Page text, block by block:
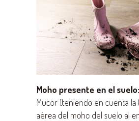
Moho presente en el suelo:
Mucor (teniendo en cuenta
aérea del moho del suelo al